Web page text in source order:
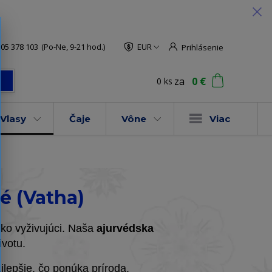
EUR Prihlásenie
378 103 (Po-Ne, 9-21 hod.)
0 ks za 0 €
Vlasy Čaje Vône Viac
(Vatha)
vyživujúci. Naša ajurvédska
čo ponúka príroda.